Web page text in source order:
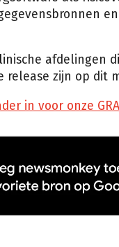
afdelingen
release zijn op dit
in voor onze